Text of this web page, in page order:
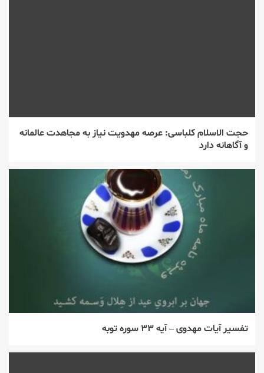
حجت الاسلام كلباسی: عرصه مهدویت نیاز به مجاهدت عالمانه
و آگاهانه دارد
تفسیر آیات مهدوی – آیه ۳۳ سوره توبه